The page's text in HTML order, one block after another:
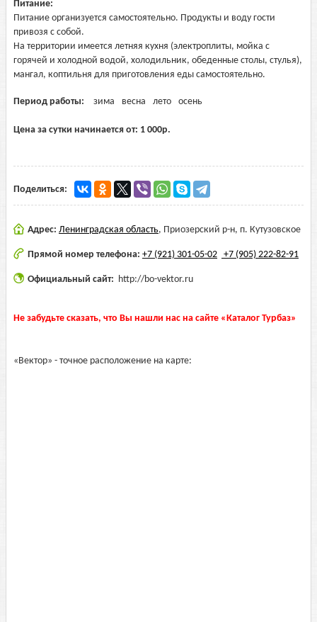
Питание:
Питание организуется самостоятельно. Продукты и воду гости
привозя с собой.
На территории имеется летняя кухня (электроплиты, мойка с
горячей и холодной водой, холодильник, обеденные столы, стулья),
мангал, коптильня для приготовления еды самостоятельно.
Период работы: зима весна лето осень
Цена за сутки начинается от: 1 000р.
Поделиться:
Адрес: Ленинградская область, Приозерский р-н, п. Кутузовское
Прямой номер телефона: +7 (921) 301-05-02 +7 (905) 222-82-91
Официальный сайт: http://bo-vektor.ru
Не забудьте сказать, что Вы нашли нас на сайте «Каталог Турбаз»
«Вектор» - точное расположение на карте: